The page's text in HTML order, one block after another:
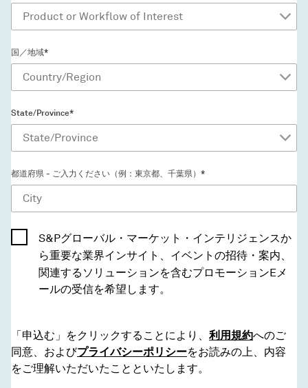
国／地域*
State/Province*
都道府県 - ご入力ください（例：東京都、千葉県）*
S&Pグローバル・マーケット・インテリジェンスか
ら重要な業界インサイト、イベントの招待・案内、
関連するソリューションを含むプロモーションEメ
ールの受信を希望します。
「申込む」をクリックすることにより、 利用規約へのご
同意、およびプライバシーポリシーをお読みの上、内容
をご理解いただいたことといたします。